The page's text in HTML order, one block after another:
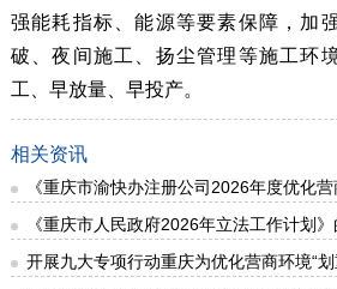
强能耗指标、能源等要素保障，加
破、夜间施工、扬尘管理等施工环
工、早放量、早投产。
相关资讯
《重庆市渝快办注册公司2026年度优化
《重庆市人民政府2026年立法工作计划
开展九大专项行动重庆为优化营商环境“